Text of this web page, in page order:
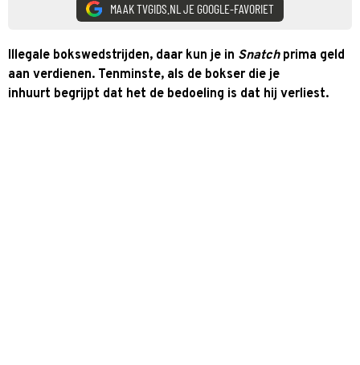
MAAK TVGIDS.NL JE GOOGLE-FAVORIET
Illegale bokswedstrijden, daar kun je in Snatchprima geld
aan verdienen. Tenminste, als de bokser die je
inhuurt begrijpt dat het de bedoeling is dat hij verliest.